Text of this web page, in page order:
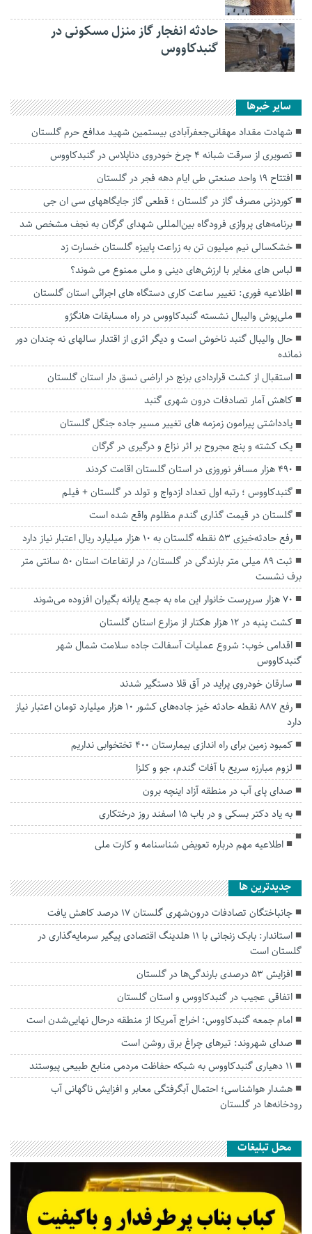
حادثه انفجار گاز منزل مسکونی در
گنبدکاووس
سایر خبرها
شهادت مقداد مهقانی‌جعفرآبادی بیستمین شهید مدافع حرم گلستان
تصویری از سرقت شبانه ۴ چرخ خودروی دناپلاس در گنبدکاووس
افتتاح ۱۹ واحد صنعتی طی ایام دهه فجر در گلستان
کوردزنی مصرف گاز در گلستان ؛ قطعی گاز جایگاههای سی ان جی
برنامه‌های پروازی فرودگاه بین‌المللی شهدای گرگان به نجف مشخص شد
خشکسالی نیم میلیون تن به زراعت پاییزه گلستان خسارت زد
لباس های مغایر با ارزش‌های دینی و ملی ممنوع می شوند؟
اطلاعیه فوری: تغییر ساعت کاری دستگاه های اجرائی استان گلستان
ملی‌پوش والیبال نشسته گنبدکاووس در راه مسابقات هانگژو
حال والیبال گنبد ناخوش است و دیگر اثری از اقتدار سالهای نه چندان دور
نمانده
استقبال از کشت قراردادی برنج در اراضی نسق دار استان گلستان
کاهش آمار تصادفات درون شهری گنبد
یادداشتی پیرامون زمزمه های‌ تغییر مسیر‌ جاده جنگل گلستان‌
یک کشته و پنج مجروح بر اثر نزاع و درگیری در گرگان
۴۹۰ هزار مسافر نوروزی در استان گلستان اقامت کردند
گنبدکاووس ؛ رتبه اول تعداد ازدواج و تولد در گلستان + فیلم
گلستان در قیمت گذاری گندم مظلوم واقع شده است
رفع حادثه‌خیزی ۵۳ نقطه گلستان به ۱۰ هزار میلیارد ریال اعتبار نیاز دارد
ثبت ۸۹ میلی متر بارندگی در گلستان/ در ارتفاعات استان ۵۰ سانتی متر
برف نشست
۷۰ هزار سرپرست خانوار این ماه به جمع یارانه بگیران افزوده می‌شوند
کشت پنبه در ۱۲ هزار هکتار از مزارع استان گلستان
اقدامی خوب: شروع عملیات آسفالت جاده سلامت شمال شهر
گنبدکاووس
سارقان خودروی پراید در آق قلا دستگیر شدند
رفع ۸۸۷ نقطه حادثه خیز جاده‌های کشور ۱۰ هزار میلیارد تومان اعتبار نیاز
دارد
کمبود زمین برای راه اندازی بیمارستان ۴۰۰ تختخوابی نداریم
لزوم مبارزه سریع با آفات گندم، جو و کلزا
صدای پای آب در منطقه آزاد اینچه برون
به یاد دکتر بسکی و در باب ۱۵ اسفند روز درختکاری
اطلاعیه مهم درباره تعویض شناسنامه و کارت ملی
جديدترين ها
جانباختگان تصادفات درون‌شهری گلستان ۱۷ درصد کاهش یافت
استاندار: بابک زنجانی با ۱۱ هلدینگ اقتصادی پیگیر سرمایه‌گذاری در
گلستان است
افزایش ۵۳ درصدی بارندگی‌ها در گلستان
اتفاقی عجیب در‌ گنبدکاووس و استان گلستان
امام جمعه گنبدکاووس: اخراج آمریکا از منطقه درحال نهایی‌شدن است
صدای شهروند: تیرهای چراغ برق روشن است
۱۱ دهیاری گنبدکاووس به شبکه حفاظت مردمی منابع طبیعی پیوستند
هشدار هواشناسی؛ احتمال آبگرفتگی معابر و افزایش ناگهانی آب
رودخانه‌ها در گلستان
محل تبلیغات